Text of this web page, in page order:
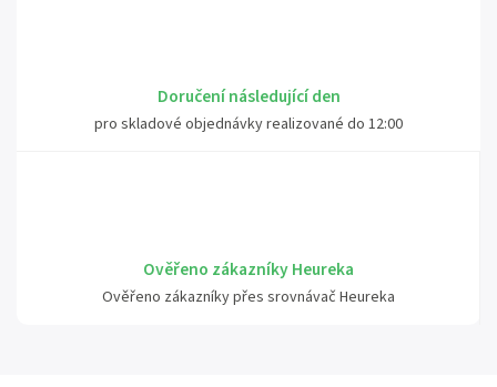
Doručení následující den
pro skladové objednávky realizované do 12:00
Ověřeno zákazníky Heureka
Ověřeno zákazníky přes srovnávač Heureka